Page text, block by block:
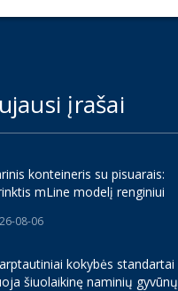
įrašai
konteineris su pisuarais:
mLine modelį renginiui
08-06
kokybės standartai
šiuolaikinę naminių gyvūnų